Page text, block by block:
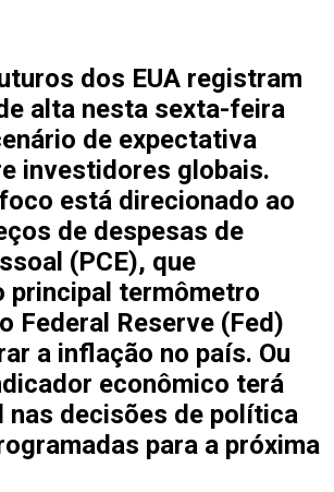
dos EUA registram
alta nesta sexta-feira
de expectativa
investidores globais.
está direcionado ao
de despesas de
(PCE), que
principal termômetro
Federal Reserve (Fed)
a inflação no país. Ou
econômico terá
nas decisões de política
para a próxima